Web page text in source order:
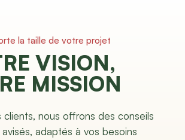
la taille de votre projet
VISION,
MISSION
clients, nous offrons des conseils
adaptés à vos besoins